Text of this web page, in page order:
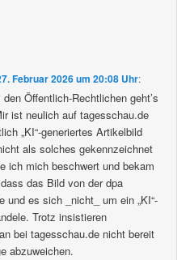
Februar 2026 um 20:08 Uhr:
Öffentlich-Rechtlichen geht’s
ist neulich auf tagesschau.de
„KI“-generiertes Artikelbild
als solches gekennzeichnet
ich mich beschwert und bekam
das Bild von der dpa
und es sich _nicht_ um ein „KI“-
Trotz insistieren
bei tagesschau.de nicht bereit
abzuweichen.